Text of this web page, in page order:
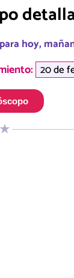
hoy,